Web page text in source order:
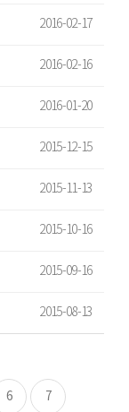
2016-02-17
2016-02-16
2016-01-20
2015-12-15
2015-11-13
2015-10-16
2015-09-16
2015-08-13
6 7